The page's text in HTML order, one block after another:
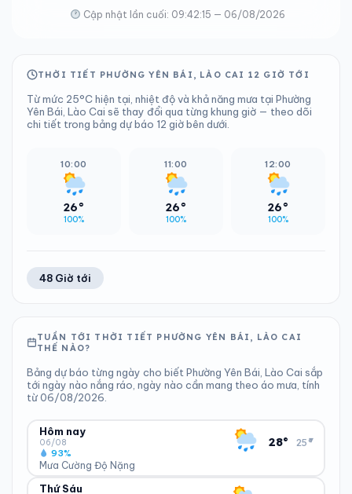
Cập nhật lần cuối: 09:42:15 — 06/08/2026
THỜI TIẾT PHƯỜNG YÊN BÁI, LÀO CAI 12 GIỜ TỚI
Từ mức 25°C hiện tại, nhiệt độ và khả năng mưa tại Phường
Yên Bái, Lào Cai sẽ thay đổi qua từng khung giờ — theo dõi
chi tiết trong bảng dự báo 12 giờ bên dưới.
10:00
26°
100%
11:00
26°
100%
12:00
26°
100%
48 Giờ tới
TUẦN TỚI THỜI TIẾT PHƯỜNG YÊN BÁI, LÀO CAI
THẾ NÀO?
Bảng dự báo từng ngày cho biết Phường Yên Bái, Lào Cai sắp
tới ngày nào nắng ráo, ngày nào cần mang theo áo mưa, tính
từ 06/08/2026.
Hôm nay
06/08
Mưa Cường Độ Nặng
93%
28° 25°
▾
ĐỘ ẨM
Thứ Sáu